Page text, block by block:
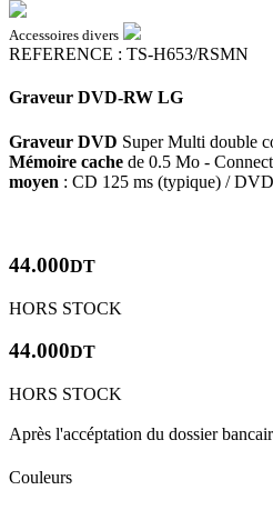
Accessoires divers
REFERENCE : TS-H653/RSMN
Graveur DVD-RW LG
Graveur DVD Super Multi double
Mémoire cache de 0.5 Mo -
moyen : CD 125 ms (typique) /
44.000DT
HORS STOCK
44.000DT
HORS STOCK
Après l'accéptation du dossier
Couleurs